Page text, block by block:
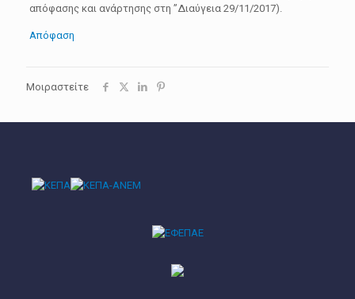
απόφασης και ανάρτησης στη ”Διαύγεια 29/11/2017).
Απόφαση
Μοιραστείτε